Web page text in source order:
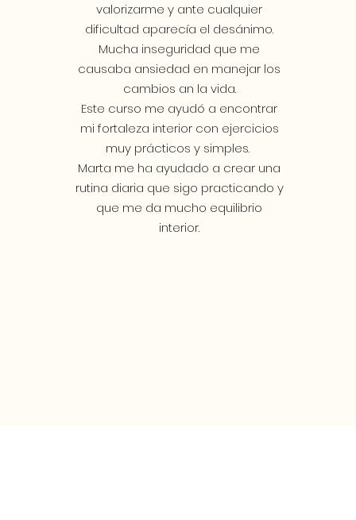
valorizarme y ante cualquier
dificultad aparecía el desánimo.
Mucha inseguridad que me
causaba ansiedad en manejar los
cambios an la vida.
Este curso me ayudó a encontrar
mi fortaleza interior con ejercicios
muy prácticos y simples.
Marta me ha ayudado a crear una
rutina diaria que sigo practicando y
que me da mucho equilibrio
interior.